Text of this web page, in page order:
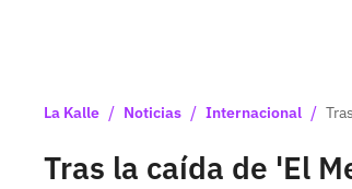
La Kalle / Noticias / Internacional /
Tras la caída de 'El